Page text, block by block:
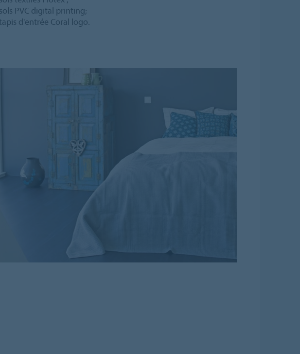
PVC digital printing;
d'entrée Coral logo.